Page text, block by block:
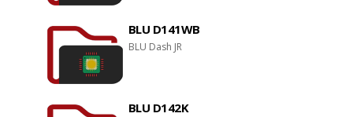
BLU D141WB
BLU Dash JR
BLU D142K